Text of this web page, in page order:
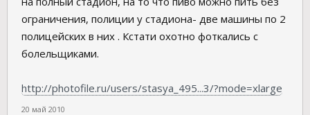
ограничения, полиции у стадиона- две машины по 2
полицейских в них . Кстати охотно фоткались с
болельщиками.
http://photofile.ru/users/stasya_495...3/?mode=xlarge
20 май 2010